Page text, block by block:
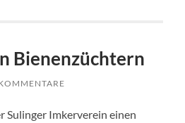
Bienenzüchtern
Sulinger Imkerverein einen